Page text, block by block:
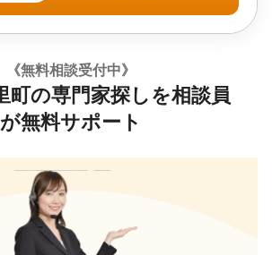
《無料相談受付中》
町の専門家探しを相談員
が無料サポート